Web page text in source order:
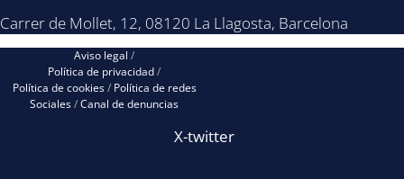
Carrer de Mollet, 12, 08120 La Llagosta, Barcelona
Aviso legal /
Política de privacidad/
Política de cookies/Política de redes
Sociales/Canal de denuncias
X-twitter